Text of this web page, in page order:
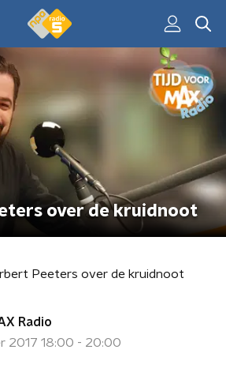
over de kruidnoot
Peeters over de kruidnoot
Radio
2017 18:00 - 20:00